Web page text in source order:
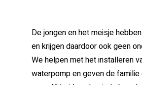
De jongen en het meisje
en krijgen daardoor ook geen
We helpen met het installeren
waterpomp en geven de familie